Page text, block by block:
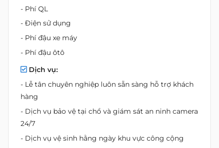
- Phí QL
- Điện sử dụng
- Phí đậu xe máy
- Phí đậu ôtô
Dịch vụ:
- Lễ tân chuyên nghiệp luôn sẵn sàng hỗ trợ khách
hàng
- Dịch vụ bảo vệ tại chổ và giám sát an ninh camera
24/7
- Dịch vụ vệ sinh hằng ngày khu vực công cộng